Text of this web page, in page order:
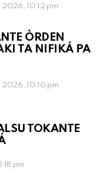
2026, 10:12 pm
ÒRDEN
TA NIFIKÁ PA
2026, 10:10 pm
TOKANTE
pm